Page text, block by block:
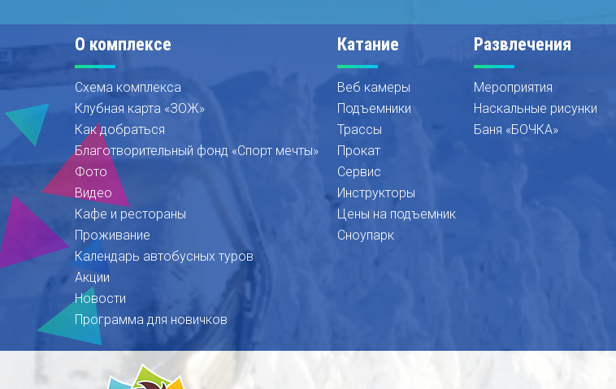
О комплексе
Схема комплекса
Клубная карта «ЗОЖ»
Как добраться
Благотворительный фонд «Спорт мечты»
Фото
Видео
Кафе и рестораны
Проживание
Календарь автобусных туров
Акции
Новости
Программа для новичков
Катание
Веб камеры
Подъемники
Трассы
Прокат
Сервис
Инструкторы
Цены на подъемник
Сноупарк
Развлечения
Мероприятия
Наскальные рисунки
Баня «БОЧКА»